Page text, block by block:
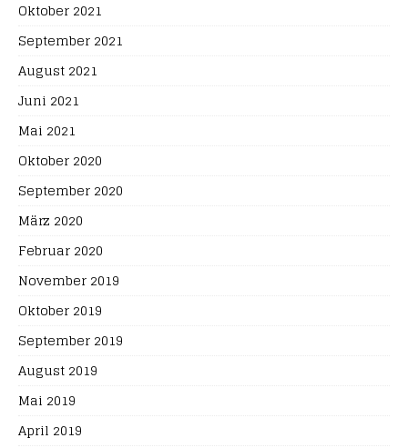
Oktober 2021
September 2021
August 2021
Juni 2021
Mai 2021
Oktober 2020
September 2020
März 2020
Februar 2020
November 2019
Oktober 2019
September 2019
August 2019
Mai 2019
April 2019